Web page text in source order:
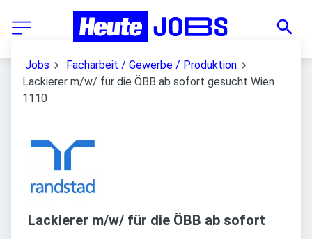
Jobs
Facharbeit / Gewerbe / Produktion
Lackierer m/w/ für die ÖBB ab sofort gesucht Wien
1110
Lackierer m/w/ für die ÖBB ab sofort